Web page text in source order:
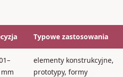
Typowe zastosowania
elementy konstrukcyjne,
prototypy, formy